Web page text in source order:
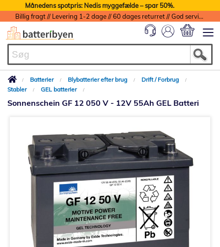
Månedens spotpris: Nedis myggefælde – spar 50%.
Billig fragt // Levering 1-2 dage // 60 dages returret // God service med garanti
Batterier Blybatterier efter brug
Drift / Forbrug
Stabler
GEL batterier
Sonnenschein GF 12 050 V - 12V 55Ah GEL Batteri
slutningen
billedgalleriet